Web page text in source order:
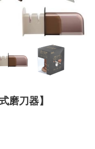
磨刀器】